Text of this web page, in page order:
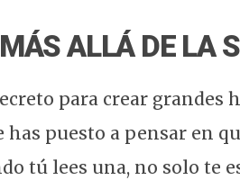
ALLÁ DE LA
para crear grandes
puesto a pensar en
tú lees una, no solo te